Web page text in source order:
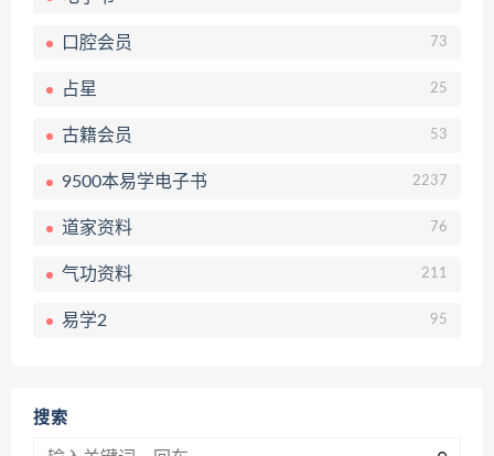
口腔会员 73
占星 25
古籍会员 53
9500本易学电子书 2237
道家资料 76
气功资料 211
易学2 95
搜索